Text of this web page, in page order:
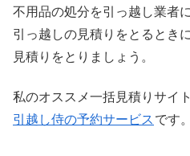
不用品の処分を引っ越し業者
引っ越しの見積りをとるとき
見積りをとりましょう。
私のオススメ一括見積りサイト
引越し侍の予約サービス です。